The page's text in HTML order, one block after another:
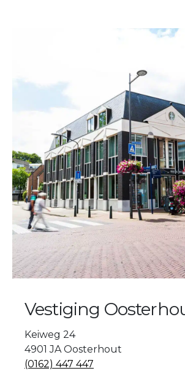
Vestiging
Keiweg 24
4901 JA Oosterhout
(0162) 447 447